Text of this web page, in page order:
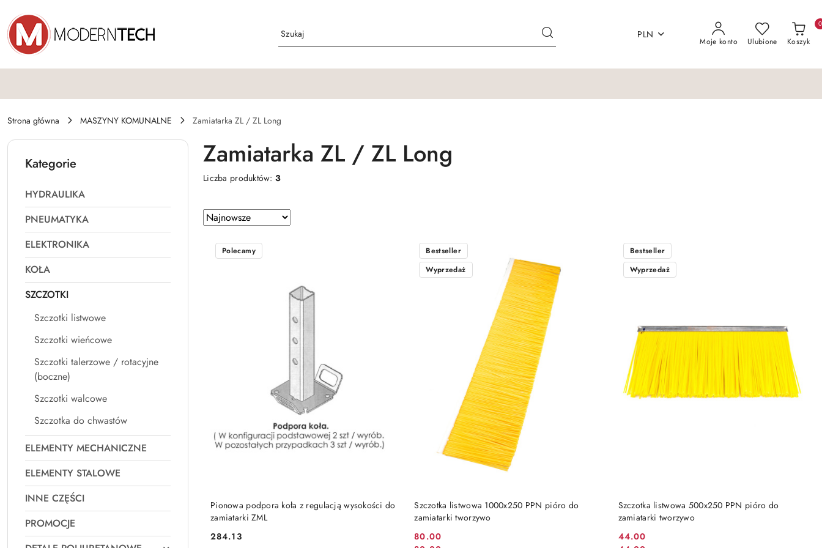
Przejdź do treści głównej
Przejdź do wyszukiwarki
Przejdź do moje konto
Przejdź do menu głównego
Przejdź do stopki
PLN
Moje konto Ulubione Koszyk
0
Strona główna MASZYNY KOMUNALNE Zamiatarka ZL / ZL Long
Kategorie
HYDRAULIKA
PNEUMATYKA
ELEKTRONIKA
KOŁA
SZCZOTKI
Szczotki listwowe
Szczotki wieńcowe
Szczotki talerzowe / rotacyjne
(boczne)
Szczotki walcowe
Szczotka do chwastów
ELEMENTY MECHANICZNE
ELEMENTY STALOWE
INNE CZĘŚCI
PROMOCJE
Zamiatarka ZL / ZL Long
Liczba produktów:3
Zastosowano
sortowanie:
Najnowsze.
Sortuj
według
Pionowa podpora koła z regulacją wysokości do
zamiatarki ZML
Cena:
284.13
Polecamy
DO KOSZYKA
Szczotka listwowa 1000x250 PPN pióro do
zamiatarki tworzywo
Cena
80.00
Bestseller
Wyprzedaż
DO KOSZYKA
Szczotka listwowa 500x250 PPN pióro do
zamiatarki tworzywo
Cena
44.00
Bestseller
Wyprzedaż
DO KOSZYKA